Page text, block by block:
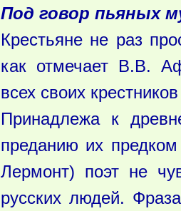
Под говор пьяных
Крестьяне не раз
как отмечает В.В.
всех своих
Принадлежа к
преданию их
Лермонт) поэт не
русских людей.